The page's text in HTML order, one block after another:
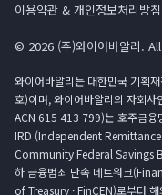
이용약관 & 개인정보처리방침
© 2026 (주)와이어바알리.
와이어바알리는 대한민국 기획
호)이며, 와이어바알리의 자회
ACN 615 413 799)는 호주금융
IRD (Independent Remittance
Community Federal Savings
하 금융범죄 단속 네트워크
of Treasury · FinCEN)로부터